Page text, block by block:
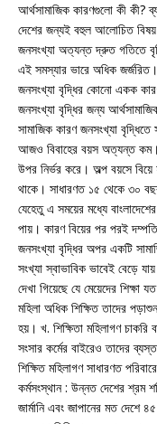
আর্থসামাজিক কারণগুলো কী কী?
দেশের জন্যই বহুল আলোচিত বিষয়
জনসংখ্যা অত্যন্ত দ্রুত গতিতে
এই সমস্যার ভারে অধিক জর্জরিত।
জনসংখ্যা বৃদ্ধির কোনো একক
জনসংখ্যা বৃদ্ধির জন্য
সামাজিক কারণ জনসংখ্যা বৃদ্ধিতে
আজও বিবাহের বয়স অত্যন্ত কম।
উপর নির্ভর করে। অল্প বয়সে
থাকে। সাধারণত ১৫ থেকে ৩০
যেহেতু এ সময়ের মধ্যে
পায়। কারণ বিয়ের পর পরই
জনসংখ্যা বৃদ্ধির অপর একটি
সংখ্যা স্বাভাবিক ভাবেই বেড়ে
দেখা গিয়েছে যে মেয়েদের
মহিলা অধিক শিক্ষিত তাদের
হয়। খ. শিক্ষিতা মহিলাগণ চাকরি
সংসার কর্মের বাইরেও তাদের
শিক্ষিত মহিলাগণ সাধারণত
কর্মসংস্থান : উন্নত দেশের শ্রম
জার্মানি এবং জাপানের মত দেশে